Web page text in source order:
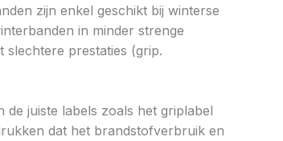
zijn enkel geschikt bij winterse
in minder strenge
slechtere prestaties (grip.
juiste labels zoals het griplabel
dat het brandstofverbruik en